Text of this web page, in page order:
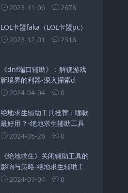
2023-11-06
2678
LOL卡盟faka（LOL卡盟pc）
2023-12-01
2516
《dnf端口辅助》：解锁游戏
新境界的利器-深入探索d
2024-04-04
0
绝地求生辅助工具推荐：哪款
最好用？-绝地求生辅助工具
2024-05-26
0
《绝地求生》关闭辅助工具的
影响与策略-绝地求生辅助工
2024-07-04
0